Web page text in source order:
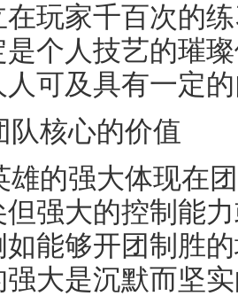
在玩家千百次的
个人技艺的璀
可及具有一定
队核心的价值
雄的强大体现在
但强大的控制能
如能够开团制胜
大是沉默而坚